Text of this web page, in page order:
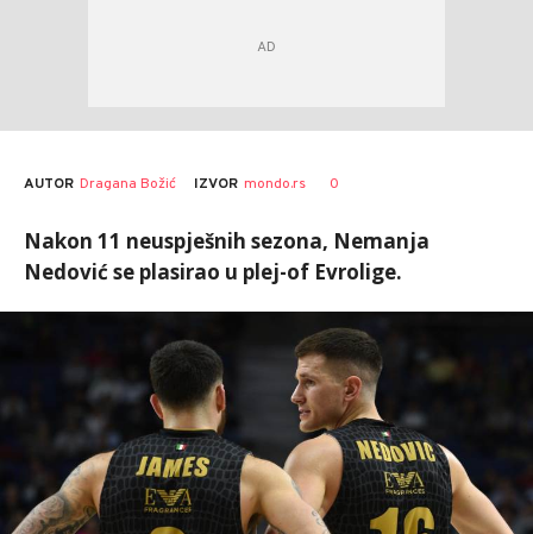
AUTOR Dragana Božić IZVOR mondo.rs 0
Nakon 11 neuspješnih sezona, Nemanja
Nedović se plasirao u plej-of Evrolige.